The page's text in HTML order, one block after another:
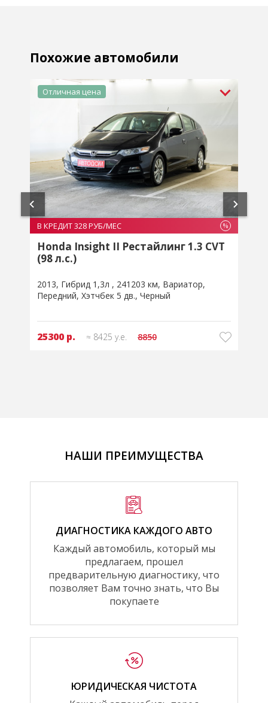
Похожие автомобили
В КРЕДИТ 350 РУБ/МЕС
Renault Sandero II 1.6 MT (113 л.с.)
2017 Бензин 1,6л 153233 км Механическая
Передний Хэтчбек 5 дв. Серебристый
27000 р. ≈ 8999 у.е.
НАШИ ПРЕИМУЩЕСТВА
ДИАГНОСТИКА КАЖДОГО АВТО
Каждый автомобиль, который мы
предлагаем, прошел
предварительную диагностику, что
позволяет Вам точно знать, что Вы
покупаете
ЮРИДИЧЕСКАЯ ЧИСТОТА